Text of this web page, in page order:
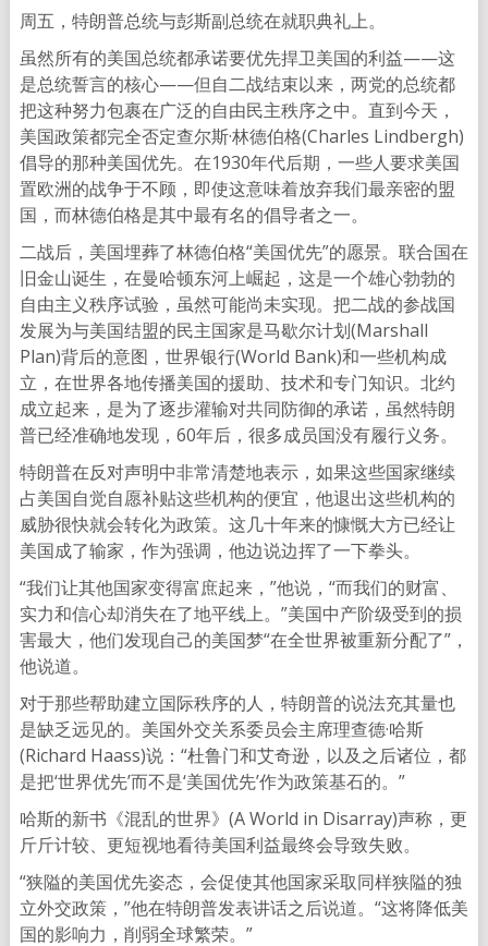
周五，特朗普总统与彭斯副总统在就职典礼上。
虽然所有的美国总统都承诺要优先捍卫美国的利益——这
是总统誓言的核心——但自二战结束以来，两党的总统都
把这种努力包裹在广泛的自由民主秩序之中。直到今天，
美国政策都完全否定查尔斯·林德伯格(Charles Lindbergh)
倡导的那种美国优先。在1930年代后期，一些人要求美国
置欧洲的战争于不顾，即使这意味着放弃我们最亲密的盟
国，而林德伯格是其中最有名的倡导者之一。
二战后，美国埋葬了林德伯格“美国优先”的愿景。联合国在
旧金山诞生，在曼哈顿东河上崛起，这是一个雄心勃勃的
自由主义秩序试验，虽然可能尚未实现。把二战的参战国
发展为与美国结盟的民主国家是马歇尔计划(Marshall
Plan)背后的意图，世界银行(World Bank)和一些机构成
立，在世界各地传播美国的援助、技术和专门知识。北约
成立起来，是为了逐步灌输对共同防御的承诺，虽然特朗
普已经准确地发现，60年后，很多成员国没有履行义务。
特朗普在反对声明中非常清楚地表示，如果这些国家继续
占美国自觉自愿补贴这些机构的便宜，他退出这些机构的
威胁很快就会转化为政策。这几十年来的慷慨大方已经让
美国成了输家，作为强调，他边说边挥了一下拳头。
“我们让其他国家变得富庶起来，”他说，“而我们的财富、
实力和信心却消失在了地平线上。”美国中产阶级受到的损
害最大，他们发现自己的美国梦“在全世界被重新分配了”，
他说道。
对于那些帮助建立国际秩序的人，特朗普的说法充其量也
是缺乏远见的。美国外交关系委员会主席理查德·哈斯
(Richard Haass)说：“杜鲁门和艾奇逊，以及之后诸位，都
是把‘世界优先’而不是‘美国优先’作为政策基石的。”
哈斯的新书《混乱的世界》(A World in Disarray)声称，更
斤斤计较、更短视地看待美国利益最终会导致失败。
“狭隘的美国优先姿态，会促使其他国家采取同样狭隘的独
立外交政策，”他在特朗普发表讲话之后说道。“这将降低美
国的影响力，削弱全球繁荣。”